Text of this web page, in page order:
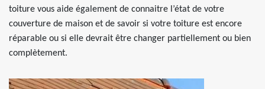
toiture vous aide également de connaitre l’état de votre
couverture de maison et de savoir si votre toiture est encore
réparable ou si elle devrait être changer partiellement ou bien
complètement.